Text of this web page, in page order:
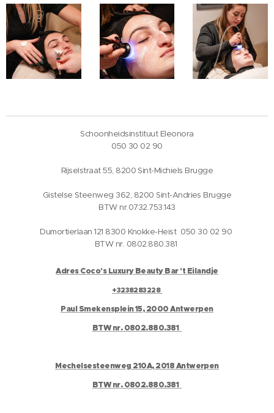
Schoonheidsinstituut Eleonora
050 30 02 90
Rijselstraat 55, 8200 Sint-Michiels Brugge
Gistelse Steenweg 362, 8200 Sint-Andries Brugge
BTW nr.0732.753.143
Dumortierlaan 121 8300 Knokke-Heist 050 30 02 90
BTW nr. 0802.880.381
Adres Coco's Luxury Beauty Bar 't Eilandje
+3238283228
Paul Smekensplein 15, 2000 Antwerpen
BTW nr. 0802.880.381
Mechelsesteenweg 210A, 2018 Antwerpen
BTW nr. 0802.880.381